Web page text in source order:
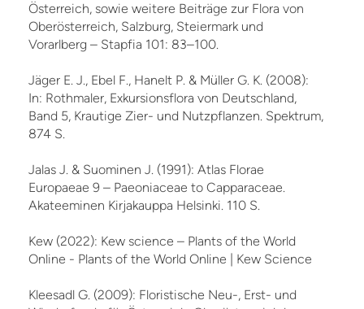
Österreich, sowie weitere Beiträge zur Flora von
Oberösterreich, Salzburg, Steiermark und
Vorarlberg – Stapfia 101: 83–100.
Jäger E. J., Ebel F., Hanelt P. & Müller G. K. (2008):
In: Rothmaler, Exkursionsflora von Deutschland,
Band 5, Krautige Zier- und Nutzpflanzen. Spektrum,
874 S.
Jalas J. & Suominen J. (1991): Atlas Florae
Europaeae 9 – Paeoniaceae to Capparaceae.
Akateeminen Kirjakauppa Helsinki. 110 S.
Kew (2022): Kew science – Plants of the World
Online - Plants of the World Online | Kew Science
Kleesadl G. (2009): Floristische Neu-, Erst- und